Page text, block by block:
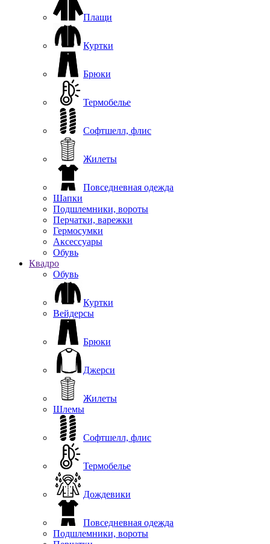
Плащи
Куртки
Брюки
Термобелье
Софтшелл, флис
Жилеты
Повседневная одежда
Шапки
Подшлемники, вороты
Перчатки, варежки
Гермосумки
Аксессуары
Обувь
Квадро
Обувь
Куртки
Вейдерсы
Брюки
Джерси
Жилеты
Шлемы
Софтшелл, флис
Термобелье
Дождевики
Повседневная одежда
Подшлемники, вороты